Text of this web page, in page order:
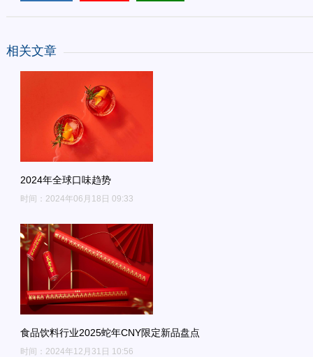
相关文章
2024年全球口味趋势
时间：2024年06月18日 09:33
食品饮料行业2025蛇年CNY限定新品盘点
时间：2024年12月31日 10:56